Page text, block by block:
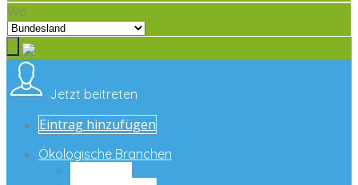
Wo
Jetzt beitreten
Eintrag hinzufügen
Ökologische Branchen